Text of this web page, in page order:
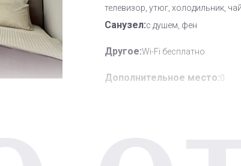
телевизор, утюг, холодильник,
Санузел:с душем, фен
Другое:Wi-Fi бесплатно
Дополнительное место:0